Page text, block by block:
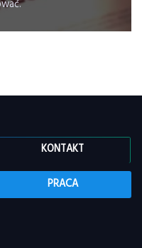
KONTAKT
PRACA